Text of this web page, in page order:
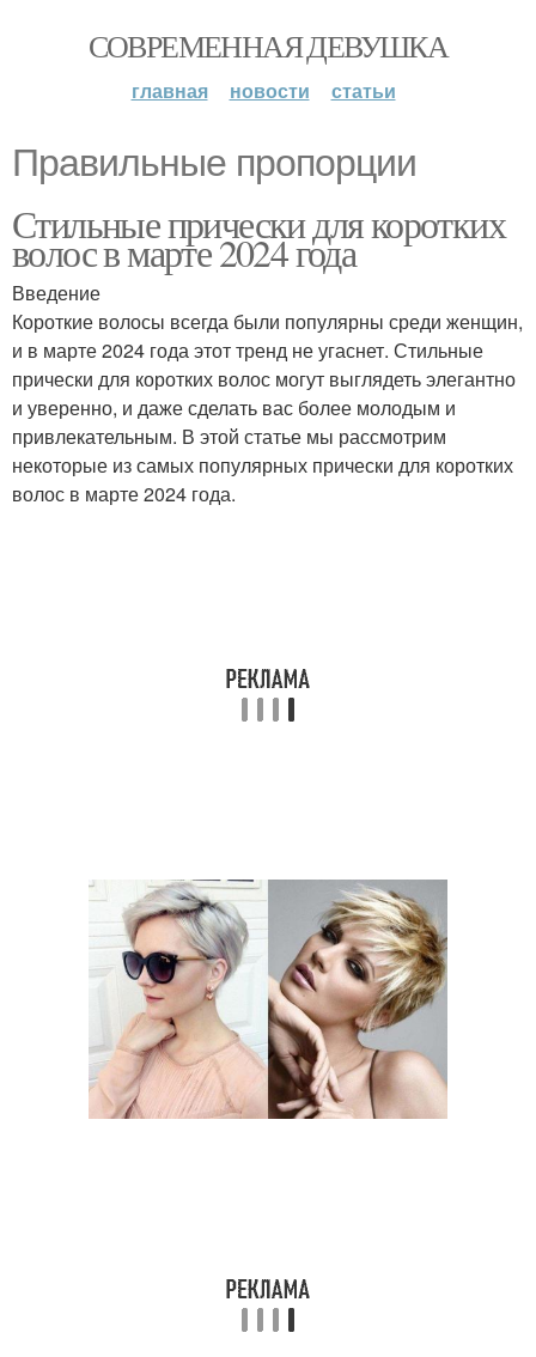
СОВРЕМЕННАЯ ДЕВУШКА
главная новости статьи
Правильные пропорции
Стильные прически для коротких
волос в марте 2024 года
Введение
Короткие волосы всегда были популярны среди женщин,
и в марте 2024 года этот тренд не угаснет. Стильные
прически для коротких волос могут выглядеть элегантно
и уверенно, и даже сделать вас более молодым и
привлекательным. В этой статье мы рассмотрим
некоторые из самых популярных прически для коротких
волос в марте 2024 года.